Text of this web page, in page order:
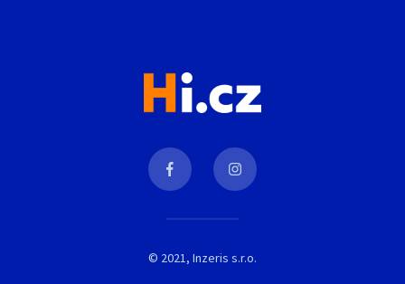
© 2021, Inzeris s.r.o.